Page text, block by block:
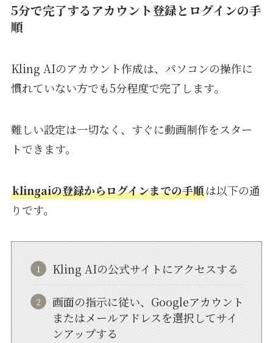
5分で完了するアカウント登録とログインの手
順
Kling AIのアカウント作成は、パソコンの操作に
慣れていない方でも5分程度で完了します。
難しい設定は一切なく、すぐに動画制作をスター
トできます。
klingaiの登録からログインまでの手順は以下の通
りです。
Kling AIの公式サイトにアクセスする
画面の指示に従い、Googleアカウント
またはメールアドレスを選択してサイ
ンアップする